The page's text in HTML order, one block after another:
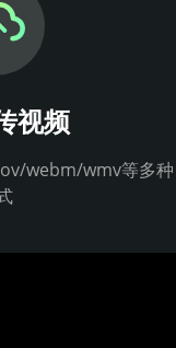
视频
webm/wmv等多种